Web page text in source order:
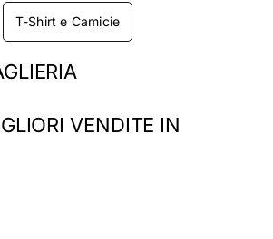
T-Shirt e Camicie
VENDITE IN